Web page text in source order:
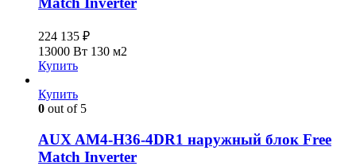
224 135 ₽
13000 Вт 130 м2
Купить
Купить
0 out of 5
AUX AM4-H36-4DR1 наружный блок Free
Match Inverter